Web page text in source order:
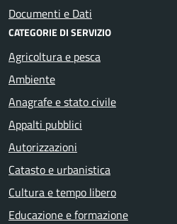
Documenti e Dati
CATEGORIE DI SERVIZIO
Agricoltura e pesca
Ambiente
Anagrafe e stato civile
Appalti pubblici
Autorizzazioni
Catasto e urbanistica
Cultura e tempo libero
Educazione e formazione